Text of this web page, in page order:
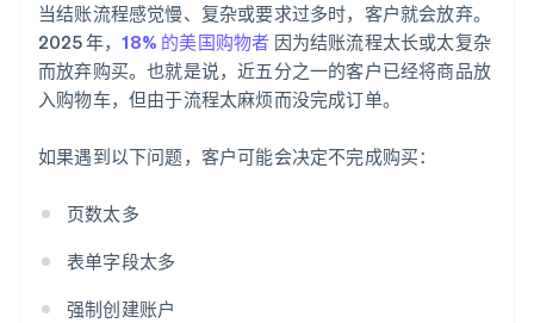
当结账流程感觉慢、复杂或要求过多时，客户就会放弃。
2025 年，18% 的美国购物者 因为结账流程太长或太复杂
而放弃购买。也就是说，近五分之一的客户已经将商品放
入购物车，但由于流程太麻烦而没完成订单。
如果遇到以下问题，客户可能会决定不完成购买：
页数太多
表单字段太多
强制创建账户